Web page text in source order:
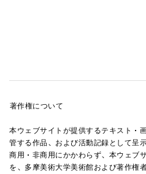
著作権について
本ウェブサイトが提供するテキスト・
管する作品、および活動記録として呈
商用・非商用にかかわらず、本ウェブ
を、多摩美術大学美術館および著作権